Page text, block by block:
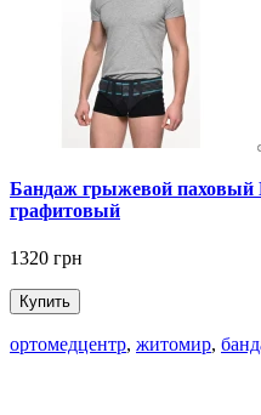
Бандаж грыжевой
графитовый
1320 грн
Купить
ортомедцентр, житомир,